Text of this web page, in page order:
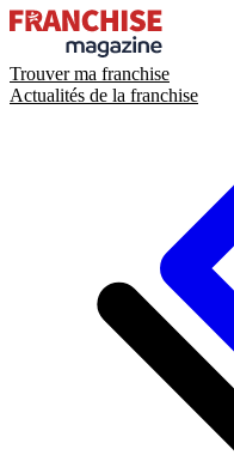
Trouver ma franchise
Actualités de la franchise